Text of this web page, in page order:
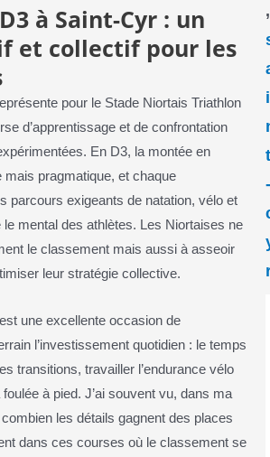
à Saint-Cyr : un
et collectif pour les
pour le Stade Niortais Triathlon
d’apprentissage et de confrontation
En D3, la montée en
mais pragmatique, et chaque
parcours exigeants de natation, vélo et
mental des athlètes. Les Niortaises ne
le classement mais aussi à asseoir
leur stratégie collective.
une excellente occasion de
l’investissement quotidien : le temps
transitions, travailler l’endurance vélo
à pied. J’ai souvent vu, dans ma
les détails gagnent des places
dans ces courses où le classement se
,
i